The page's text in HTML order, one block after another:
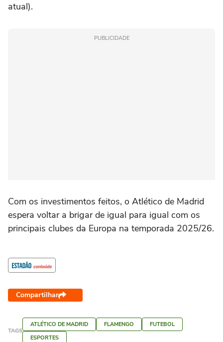
atual).
PUBLICIDADE
Com os investimentos feitos, o Atlético de Madrid
espera voltar a brigar de igual para igual com os
principais clubes da Europa na temporada 2025/26.
Compartilhar
TAGS
ATLÉTICO DE MADRID FLAMENGO
FUTEBOL
ESPORTES